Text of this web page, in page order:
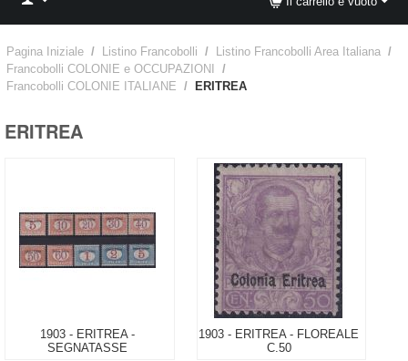
Pagina Iniziale / Listino Francobolli / Listino Francobolli Area Italiana /
Francobolli COLONIE e OCCUPAZIONI
/
Francobolli COLONIE ITALIANE / ERITREA
ERITREA
1903 - ERITREA -
SEGNATASSE
1903 - ERITREA - FLOREALE
C.50